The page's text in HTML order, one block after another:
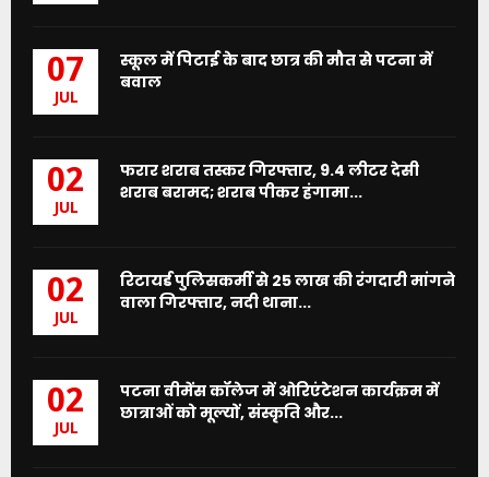
07
JUL
स्कूल में पिटाई के बाद छात्र की मौत से पटना में
बवाल
02
JUL
फरार शराब तस्कर गिरफ्तार, 9.4 लीटर देसी
शराब बरामद; शराब पीकर हंगामा...
02
JUL
रिटायर्ड पुलिसकर्मी से 25 लाख की रंगदारी मांगने
वाला गिरफ्तार, नदी थाना...
02
JUL
पटना वीमेंस कॉलेज में ओरिएंटेशन कार्यक्रम में
छात्राओं को मूल्यों, संस्कृति और...